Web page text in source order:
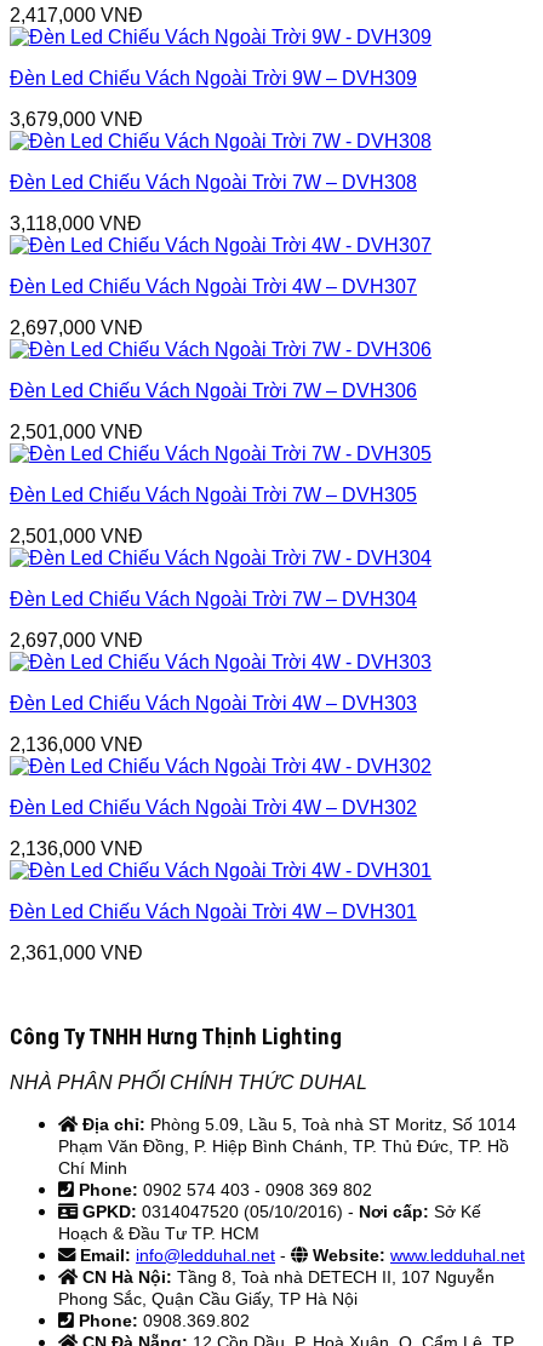
2,417,000 VNĐ
Đèn Led Chiếu Vách Ngoài Trời 9W – DVH309
3,679,000 VNĐ
Đèn Led Chiếu Vách Ngoài Trời 7W – DVH308
3,118,000 VNĐ
Đèn Led Chiếu Vách Ngoài Trời 4W – DVH307
2,697,000 VNĐ
Đèn Led Chiếu Vách Ngoài Trời 7W – DVH306
2,501,000 VNĐ
Đèn Led Chiếu Vách Ngoài Trời 7W – DVH305
2,501,000 VNĐ
Đèn Led Chiếu Vách Ngoài Trời 7W – DVH304
2,697,000 VNĐ
Đèn Led Chiếu Vách Ngoài Trời 4W – DVH303
2,136,000 VNĐ
Đèn Led Chiếu Vách Ngoài Trời 4W – DVH302
2,136,000 VNĐ
Đèn Led Chiếu Vách Ngoài Trời 4W – DVH301
2,361,000 VNĐ
Công Ty TNHH Hưng Thịnh Lighting
NHÀ PHÂN PHỐI CHÍNH THỨC DUHAL
Địa chỉ: Phòng 5.09, Lầu 5, Toà nhà ST Moritz, Số 1014
Phạm Văn Đồng, P. Hiệp Bình Chánh, TP. Thủ Đức, TP. Hồ
Chí Minh
Phone: 0902 574 403 - 0908 369 802
GPKD: 0314047520 (05/10/2016) - Nơi cấp: Sở Kế
Hoạch & Đầu Tư TP. HCM
Email: info@ledduhal.net - Website: www.ledduhal.net
CN Hà Nội: Tầng 8, Toà nhà DETECH II, 107 Nguyễn
Phong Sắc, Quận Cầu Giấy, TP Hà Nội
Phone: 0908.369.802